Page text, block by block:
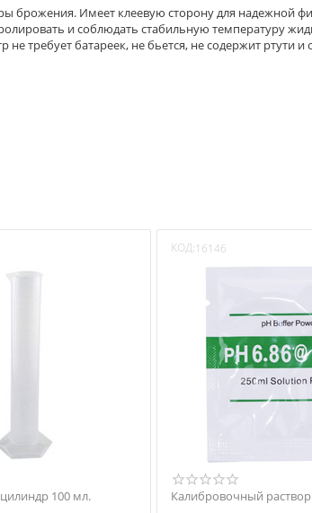
брожения. Имеет клеевую сторону для надежной
и соблюдать стабильную температуру
требует батареек, не бьется, не содержит ртути и
100 мл.
КОД:16146
Калибровочный